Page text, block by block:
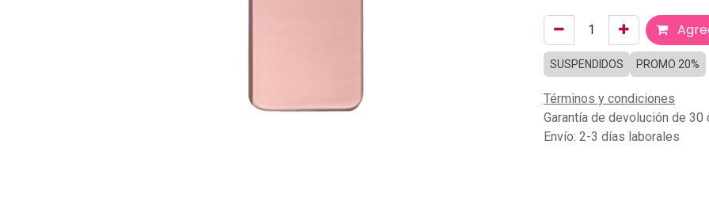
SUSPENDIDOS PROMO 20%
Términos y condiciones
Garantía de devolución de 30
Envío: 2-3 días laborales